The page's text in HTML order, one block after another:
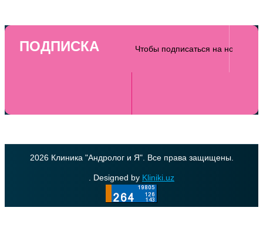
ПОДПИСКА
2026 Клиника "Андролог и Я". Все права защищены.
. Designed by Kliniki.uz